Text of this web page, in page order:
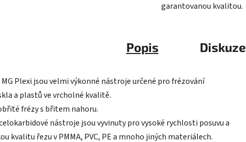
garantovanou kvalitou.
Popis Diskuze
MG Plexi jsou velmi výkonné nástroje určené pro frézování
a plastů ve vrcholné kvalitě.
frézy s břitem nahoru.
nástroje jsou vyvinuty pro vysoké rychlosti posuvu a
kvalitu řezu v PMMA, PVC, PE a mnoho jiných materiálech.